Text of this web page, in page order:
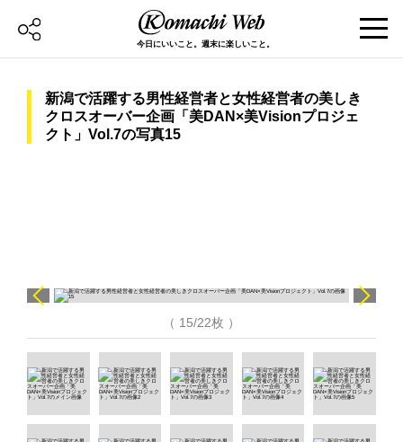
今日にいいこと。週末に楽しいこと。
新潟で活躍する男性経営者と女性経営者の美しき
クロスオーバー企画「美DAN×美Visionプロジェ
クト」Vol.7の写真15
（ 15/22枚 ）